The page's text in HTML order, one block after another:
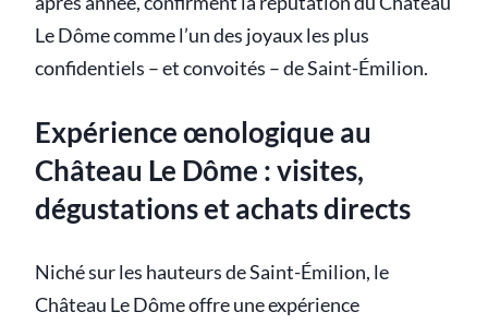
Le Dôme comme l’un des joyaux les plus
confidentiels – et convoités – de Saint-Émilion.
Expérience œnologique au
Château Le Dôme : visites,
dégustations et achats directs
Niché sur les hauteurs de Saint-Émilion, le
Château Le Dôme offre une expérience